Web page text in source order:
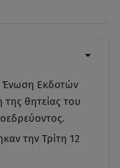
Ένωση Εκδοτών
θητείας του
την Τρίτη 12